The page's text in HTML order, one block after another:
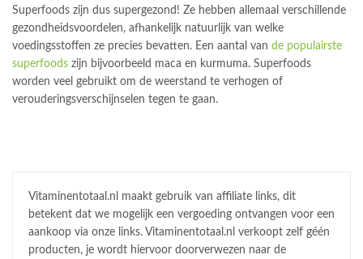
Superfoods zijn dus supergezond! Ze hebben allemaal verschillende
gezondheidsvoordelen, afhankelijk natuurlijk van welke
voedingsstoffen ze precies bevatten. Een aantal van de populairste
superfoods zijn bijvoorbeeld maca en kurmuma. Superfoods
worden veel gebruikt om de weerstand te verhogen of
verouderingsverschijnselen tegen te gaan.
Vitaminentotaal.nl maakt gebruik van affiliate links, dit
betekent dat we mogelijk een vergoeding ontvangen voor een
aankoop via onze links. Vitaminentotaal.nl verkoopt zelf géén
producten, je wordt hiervoor doorverwezen naar de